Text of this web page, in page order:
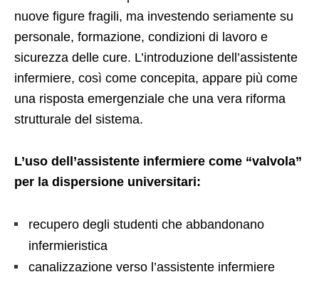
nuove figure fragili, ma investendo seriamente su
personale, formazione, condizioni di lavoro e
sicurezza delle cure. L’introduzione dell’assistente
infermiere, così come concepita, appare più come
una risposta emergenziale che una vera riforma
strutturale del sistema.
L’uso dell’assistente infermiere come “valvola”
per la dispersione universitari:
recupero degli studenti che abbandonano
infermieristica
canalizzazione verso l’assistente infermiere